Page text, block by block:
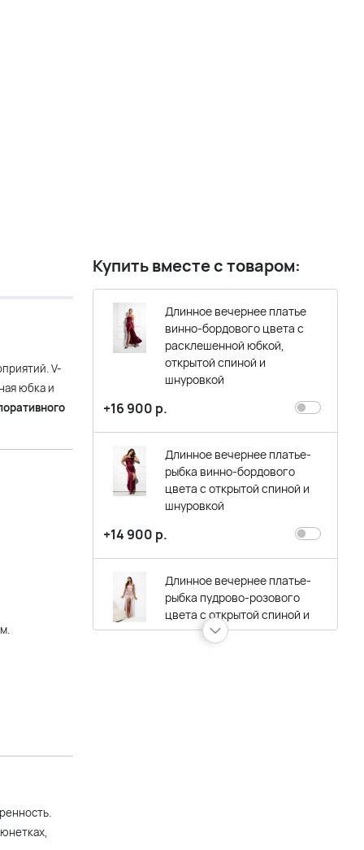
Купить вместе с товаром:
Длинное вечернее платье
винно-бордового цвета с
расклешенной юбкой,
открытой спиной и
шнуровкой
+16 900 р.
Длинное вечернее платье-
рыбка винно-бордового
цвета с открытой спиной и
шнуровкой
+14 900 р.
Длинное вечернее платье-
рыбка пудрово-розового
цвета с открытой спиной и
шнуровкой
V-
юбка и